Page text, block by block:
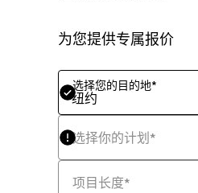
为您提供专属报价
选择您的目的地*
纽约
选择你的计划 *
项目长度*